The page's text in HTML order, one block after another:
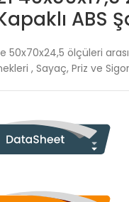
ABS
50x70x24,5 ölçüleri
, Sayaç, Priz ve